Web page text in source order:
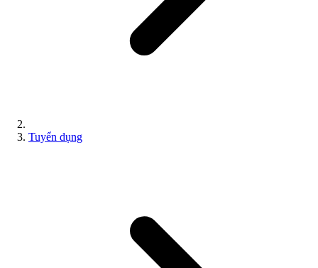
Tuyển dụng